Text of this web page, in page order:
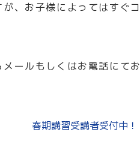
、お子様によってはすぐコ
ールもしくはお電話にてお
春期講習受講者受付中！